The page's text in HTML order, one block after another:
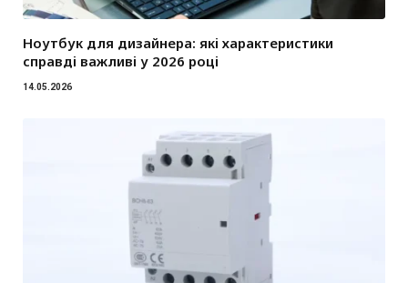
Ноутбук для дизайнера: які характеристики
справді важливі у 2026 році
14.05.2026